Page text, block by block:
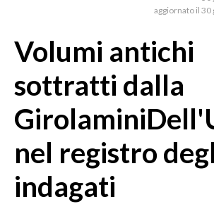
MEDIO CAMPIDANO
SASSARI E PROVINCIA
GALLURA
NUORO E PROVINCIA
OGLIASTRA
AGENDA
aggiornato il 30
Volumi antichi
sottratti dalla
nel registro
indagati